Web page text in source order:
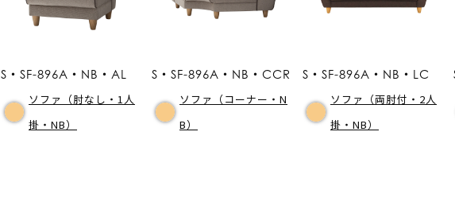
S・SF-896A・NB・AL
ソファ（肘なし・1人
掛・NB）
S・SF-896A・NB・CCR
ソファ（コーナー・N
B）
S・SF-896A・NB・LC
ソファ（両肘付・2人
掛・NB）